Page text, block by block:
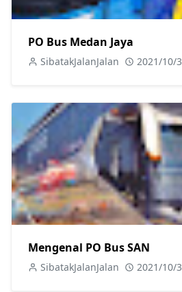
PO Bus Medan Jaya
SibatakJalanJalan 2021/10/3
Mengenal PO Bus SAN
SibatakJalanJalan 2021/10/3